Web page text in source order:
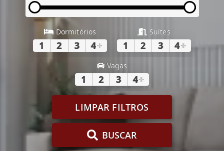
Dormitórios
1 2 3 4+
Suítes
1 2 3 4+
Vagas
1 2 3 4+
LIMPAR FILTROS
BUSCAR